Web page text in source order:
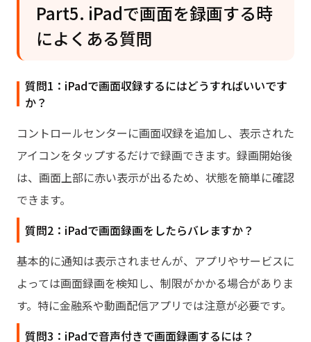
Part5. iPadで画面を録画する時
によくある質問
質問1：iPadで画面収録するにはどうすればいいです
か？
コントロールセンターに画面収録を追加し、表示された
アイコンをタップするだけで録画できます。録画開始後
は、画面上部に赤い表示が出るため、状態を簡単に確認
できます。
質問2：iPadで画面録画をしたらバレますか？
基本的に通知は表示されませんが、アプリやサービスに
よっては画面録画を検知し、制限がかかる場合がありま
す。特に金融系や動画配信アプリでは注意が必要です。
質問3：iPadで音声付きで画面録画するには？